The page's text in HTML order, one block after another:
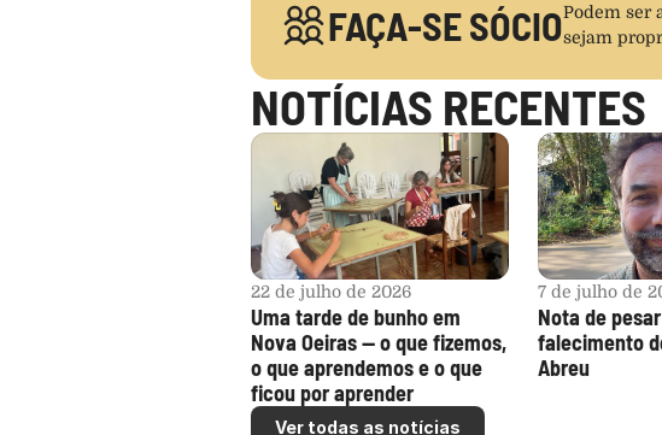
FAÇA-SE SÓCIOPodem ser
sejam
NOTÍCIAS RECENTES
22 de julho de 2026
Uma tarde de bunho em
Nova Oeiras — o que fizemos,
o que aprendemos e o que
ficou por aprender
7 de julho de
Nota de
falecimento
Abreu
Ver todas as notícias